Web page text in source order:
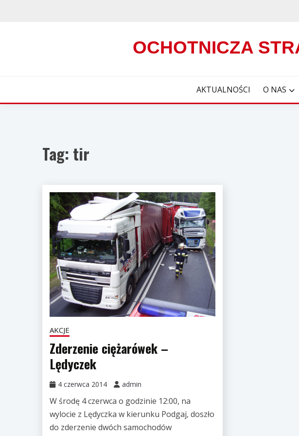
OCHOTNICZA
AKTUALNOŚCI O NAS
Tag: tir
AKCJE
Zderzenie ciężarówek –
Lędyczek
4 czerwca 2014 admin
W środę 4 czerwca o godzinie 12:00, na
wylocie z Lędyczka w kierunku Podgaj, doszło
do zderzenie dwóch samochodów